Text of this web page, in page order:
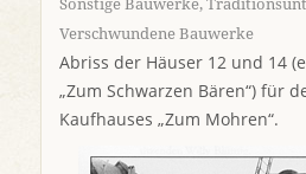
Sonstige Bauwerke,
Verschwundene Bauwerke
Abriss der Häuser 12 und 14
„Zum Schwarzen Bären“) für
Kaufhauses „Zum Mohren“.